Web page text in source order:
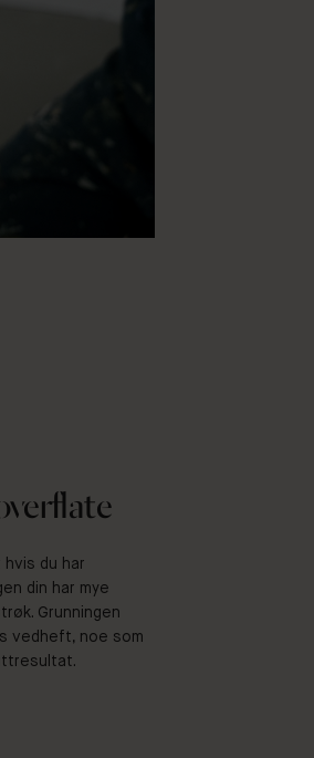
du har
din har mye
Grunningen
vedheft, noe som